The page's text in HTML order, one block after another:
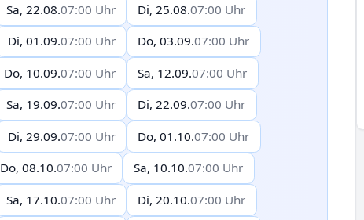
Sa, 22.08.07:00 Uhr Di, 25.08.07:00 Uhr
Di, 01.09.07:00 Uhr Do, 03.09.07:00 Uhr
Do, 10.09.07:00 Uhr Sa, 12.09.07:00 Uhr
Sa, 19.09.07:00 Uhr Di, 22.09.07:00 Uhr
Di, 29.09.07:00 Uhr Do, 01.10.07:00 Uhr
Do, 08.10.07:00 Uhr Sa, 10.10.07:00 Uhr
Sa, 17.10.07:00 Uhr Di, 20.10.07:00 Uhr